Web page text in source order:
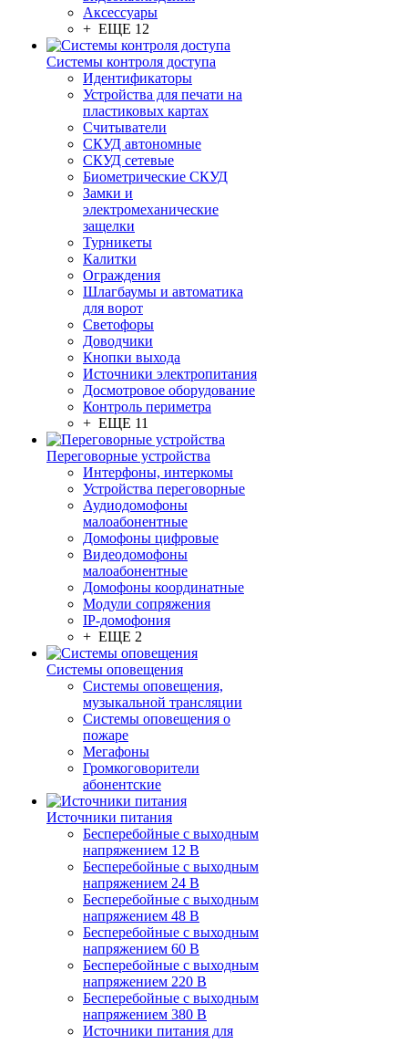
Аксессуары
+ ЕЩЕ 12
Системы контроля доступа
Идентификаторы
Устройства для печати на
пластиковых картах
Считыватели
СКУД автономные
СКУД сетевые
Биометрические СКУД
Замки и
электромеханические
защелки
Турникеты
Калитки
Ограждения
Шлагбаумы и автоматика
для ворот
Светофоры
Доводчики
Кнопки выхода
Источники электропитания
Досмотровое оборудование
Контроль периметра
+ ЕЩЕ 11
Переговорные устройства
Интерфоны, интеркомы
Устройства переговорные
Аудиодомофоны
малоабонентные
Домофоны цифровые
Видеодомофоны
малоабонентные
Домофоны координатные
Модули сопряжения
IP-домофония
+ ЕЩЕ 2
Системы оповещения
Системы оповещения,
музыкальной трансляции
Системы оповещения о
пожаре
Мегафоны
Громкоговорители
абонентские
Источники питания
Бесперебойные с выходным
напряжением 12 В
Бесперебойные с выходным
напряжением 24 В
Бесперебойные с выходным
напряжением 48 В
Бесперебойные с выходным
напряжением 60 В
Бесперебойные с выходным
напряжением 220 В
Бесперебойные с выходным
напряжением 380 В
Источники питания для